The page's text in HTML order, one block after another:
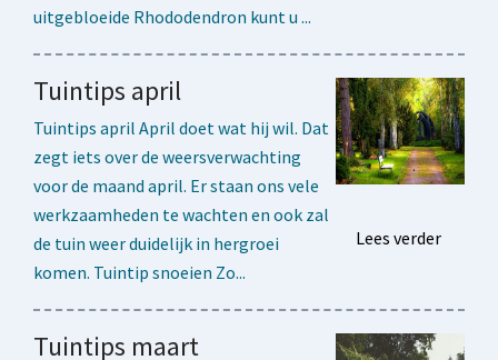
uitgebloeide Rhododendron kunt u ...
Tuintips april
Tuintips april April doet wat hij wil. Dat
zegt iets over de weersverwachting
voor de maand april. Er staan ons vele
werkzaamheden te wachten en ook zal
de tuin weer duidelijk in hergroei
komen. Tuintip snoeien Zo...
Lees verder
Tuintips maart